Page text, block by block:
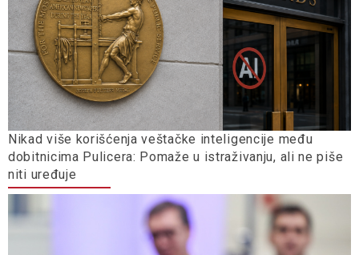
Nikad više korišćenja veštačke inteligencije među
dobitnicima Pulicera: Pomaže u istraživanju, ali ne piše
niti uređuje